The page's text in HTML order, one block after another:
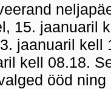
15. jaanuaril
jaanuaril kell
kell 08.18.
ööd